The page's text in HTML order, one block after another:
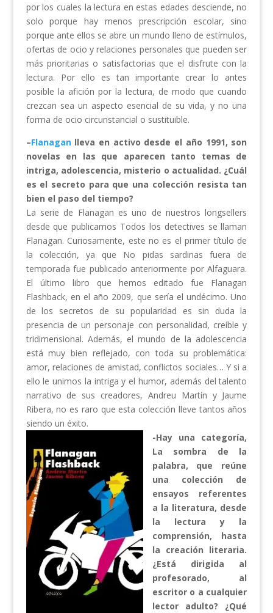
por los cuales la lectura en estas edades desciende, no
solo porque hay menos prescripción escolar, sino
porque ante ellos se abre un mundo lleno de estímulos,
ofertas de ocio y relaciones personales que pueden ser
más prioritarias o satisfactorias que el disfrute con la
lectura. Por ello es tan importante crear lo antes
posible la afición por la lectura, de modo que cuando
crezcan sea un aspecto esencial de su vida, y no una
forma de ocio circunstancial o sustituible.
–Flanagan lleva en activo desde el año 1991, son
novelas en las que aparecen tanto temas de
intriga, adolescencia, misterio o actualidad. ¿Cuál
es el secreto para que una colección resista tan
bien el paso del tiempo?
La serie de Flanagan es uno de nuestros longsellers
desde que publicamos Todos los detectives se llaman
Flanagan. Curiosamente, este no es el primer título de
la colección, ya que No pidas sardinas fuera de
temporada fue publicado anteriormente por Alfaguara.
El último libro que hemos editado fue Flanagan
Flashback, en el año 2009, que sería el undécimo. Uno
de los secretos de su popularidad es sin duda la
presencia de un personaje con personalidad, creíble y
tridimensional. Además, el mundo de la adolescencia
está muy bien reflejado, con toda su problemática:
amor, relaciones de amistad, conflictos sociales… Y si a
ello le unimos la intriga y el humor, además del talento
narrativo de sus creadores, Andreu Martín y Jaume
Ribera, no es raro que esta colección lleve tantos años
siendo un éxito.
-Hay una categoría,
La sombra de la
palabra, que reúne
una colección de
ensayos referentes
a la literatura, desde
la lectura y la
comprensión, hasta
la creación literaria.
¿Está dirigida al
profesorado, al
escritor o a cualquier
lector adulto? ¿Qué